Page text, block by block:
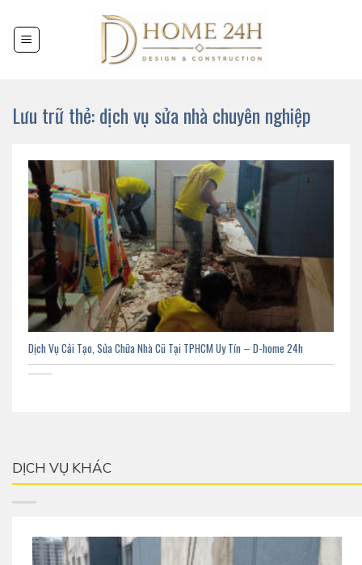
đến
nội
Lưu trữ thẻ:dịch vụ sửa nhà chuyên nghiệp
Dịch Vụ Cải Tạo, Sửa Chữa Nhà Cũ Tại TPHCM Uy Tín – D-home 24h
DỊCH VỤ KHÁC